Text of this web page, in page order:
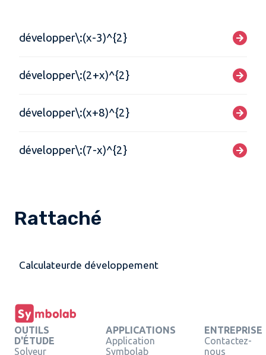
développer\:(x-3)^{2}
développer\:(2+x)^{2}
développer\:(x+8)^{2}
développer\:(7-x)^{2}
Rattaché
Calculateurde développement
OUTILS
D'ÉTUDE
Solveur
APPLICATIONS
Application
Symbolab
ENTREPRISE
Contactez-
nous